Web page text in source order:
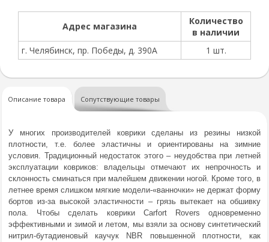
Адрес магазина
Количество
в наличии
г. Челябинск, пр. Победы, д. 390А
1 шт.
Описание товара Сопутствующие товары
У многих производителей коврики сделаны из резины низкой
плотности, т.е. более эластичны и ориентированы на зимние
условия. Традиционный недостаток этого – неудобства при летней
эксплуатации ковриков: владельцы отмечают их непрочность и
склонность сминаться при малейшем движении ногой. Кроме того, в
летнее время слишком мягкие модели-«ванночки» не держат форму
бортов из-за высокой эластичности – грязь вытекает на обшивку
пола. Чтобы сделать коврики Carfort Rovers одновременно
эффективными и зимой и летом, мы взяли за основу синтетический
нитрил-бутадиеновый каучук NBR повышенной плотности, как